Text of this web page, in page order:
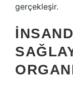
gerçekleşir.